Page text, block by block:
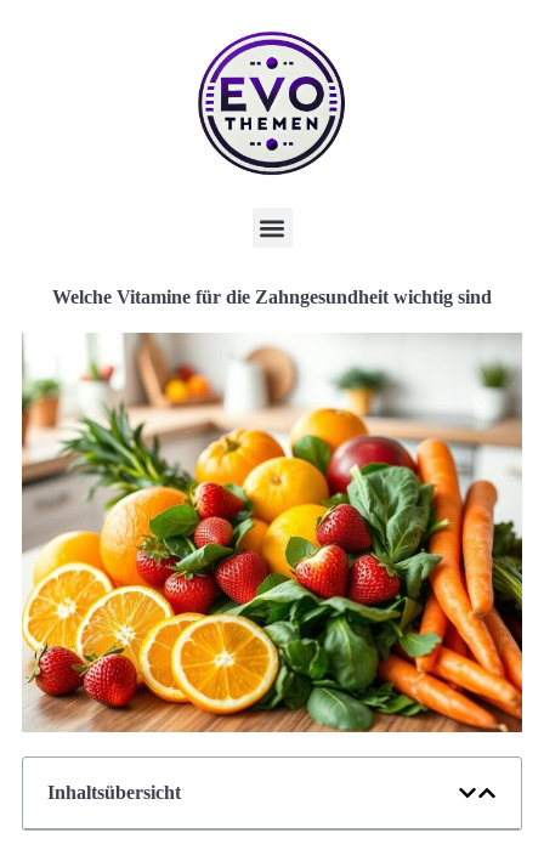
Welche Vitamine für die Zahngesundheit wichtig sind
Inhaltsübersicht